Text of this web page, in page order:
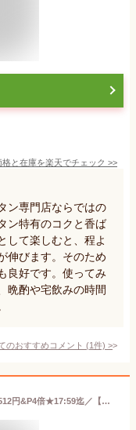
格と在庫を楽天でチェック >>
ン専門店ならではの
ン特有のコクと香ば
して楽しむと、程よ
伸びます。そのため
良好です。使ってみ
晩酌や宅飲みの時間
のおすすめコメント (1件) >
＼15日限定！全品20％OFFで1890円→1512円&P4倍★17:59迄／【メーカー直送品】仙台名物 奥州牛たんジャーキー40g ビーフジャーキー 牛たん ジャーキー 珍味 乾き物 おつまみ おやつ スライス 宮内ハム